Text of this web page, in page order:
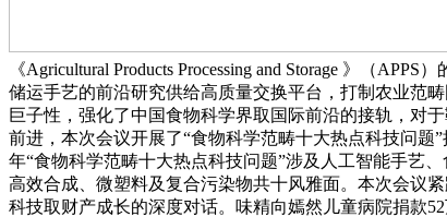
《Agricultural Products Processing and Storage 》（
储运手艺的前沿研究供给高质量交换平台，打制农业范
巨子性，强化了中国食物科学界取国际前沿的接轨，对
前进，本次会议开展了“食物科学范畴十大热点科技问题
年“食物科学范畴十大热点科技问题”涉及人工智能手艺
高效合成、微塑料及复合污染物共十风雅面。本次会议
科技取财产成长的深度对话。味精向嫣然儿童病院捐款